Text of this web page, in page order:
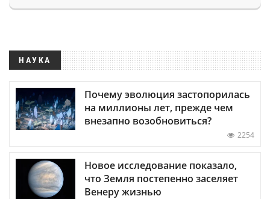
НАУКА
Почему эволюция застопорилась
на миллионы лет, прежде чем
внезапно возобновиться?
2254
Новое исследование показало,
что Земля постепенно заселяет
Венеру жизнью